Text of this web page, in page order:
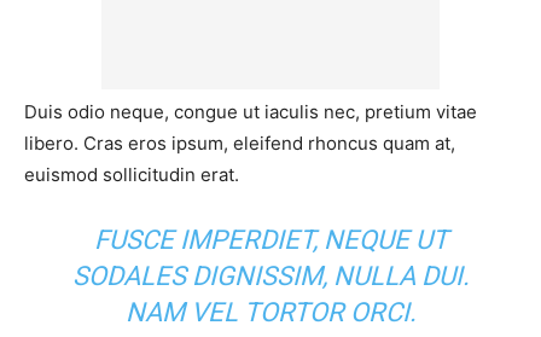
Duis odio neque, congue ut iaculis nec, pretium vitae
libero. Cras eros ipsum, eleifend rhoncus quam at,
euismod sollicitudin erat.
FUSCE IMPERDIET, NEQUE UT
SODALES DIGNISSIM, NULLA DUI.
NAM VEL TORTOR ORCI.